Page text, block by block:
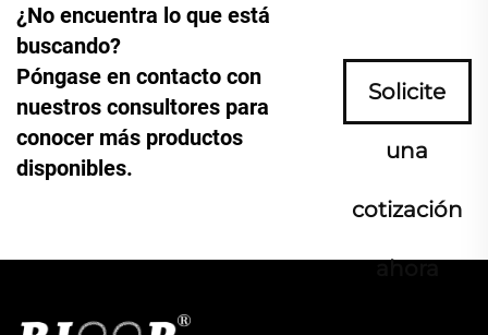
¿No encuentra lo que está
buscando?
Póngase en contacto con
nuestros consultores para
conocer más productos
disponibles.
Solicite
una
cotización
ahora